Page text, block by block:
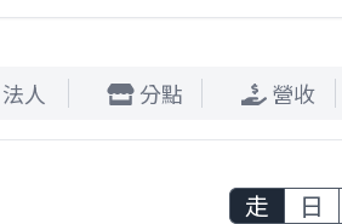
法人 分點 營收
走 日